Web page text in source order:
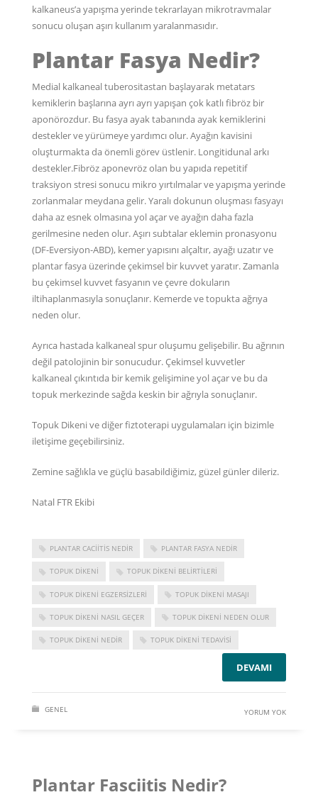
kalkaneus’a yapışma yerinde tekrarlayan mikrotravmalar
sonucu oluşan aşırı kullanım yaralanmasıdır.
Plantar Fasya Nedir?
Medial kalkaneal tuberositastan başlayarak metatars
kemiklerin başlarına ayrı ayrı yapışan çok katlı fibröz bir
aponörozdur. Bu fasya ayak tabanında ayak kemiklerini
destekler ve yürümeye yardımcı olur. Ayağın kavisini
oluşturmakta da önemli görev üstlenir. Longitidunal arkı
destekler.Fibröz aponevröz olan bu yapıda repetitif
traksiyon stresi sonucu mikro yırtılmalar ve yapışma yerinde
zorlanmalar meydana gelir. Yaralı dokunun oluşması fasyayı
daha az esnek olmasına yol açar ve ayağın daha fazla
gerilmesine neden olur. Aşırı subtalar eklemin pronasyonu
(DF-Eversiyon-ABD), kemer yapısını alçaltır, ayağı uzatır ve
plantar fasya üzerinde çekimsel bir kuvvet yaratır. Zamanla
bu çekimsel kuvvet fasyanın ve çevre dokuların
iltihaplanmasıyla sonuçlanır. Kemerde ve topukta ağrıya
neden olur.
Ayrıca hastada kalkaneal spur oluşumu gelişebilir. Bu ağrının
değil patolojinin bir sonucudur. Çekimsel kuvvetler
kalkaneal çıkıntıda bir kemik gelişimine yol açar ve bu da
topuk merkezinde sağda keskin bir ağrıyla sonuçlanır.
Topuk Dikeni ve diğer fiztoterapi uygulamaları için bizimle
iletişime geçebilirsiniz.
Zemine sağlıkla ve güçlü basabildiğimiz, güzel günler dileriz.
Natal FTR Ekibi
PLANTAR CACIITIS NEDIR PLANTAR FASYA NEDIR
TOPUK DIKENI TOPUK DIKENI BELIRTILERI
TOPUK DIKENI EGZERSIZLERI TOPUK DIKENI MASAJI
TOPUK DIKENI NASIL GEÇER TOPUK DIKENI NEDEN OLUR
TOPUK DIKENI NEDIR TOPUK DIKENI TEDAVISI
DEVAMI
GENEL YORUM YOK
Plantar Fasciitis Nedir?